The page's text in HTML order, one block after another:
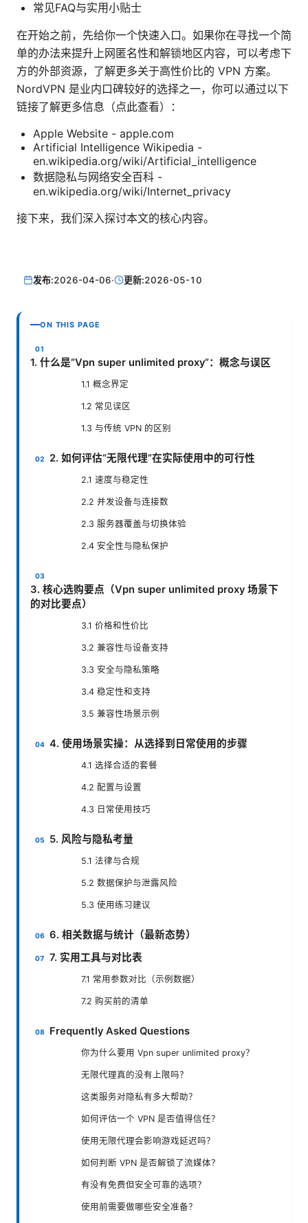
常见FAQ与实用小贴士
在开始之前，先给你一个快速入口。如果你在寻找一个简
单的办法来提升上网匿名性和解锁地区内容，可以考虑下
方的外部资源，了解更多关于高性价比的 VPN 方案。
NordVPN 是业内口碑较好的选择之一，你可以通过以下
链接了解更多信息（点此查看）：
Apple Website - apple.com
Artificial Intelligence Wikipedia -
en.wikipedia.org/wiki/Artificial_intelligence
数据隐私与网络安全百科 -
en.wikipedia.org/wiki/Internet_privacy
接下来，我们深入探讨本文的核心内容。
发布:2026-04-06· 更新:2026-05-10
ON THIS PAGE
1. 什么是“Vpn super unlimited proxy”：概念与误区
1.1 概念界定
1.2 常见误区
1.3 与传统 VPN 的区别
2. 如何评估“无限代理”在实际使用中的可行性
2.1 速度与稳定性
2.2 并发设备与连接数
2.3 服务器覆盖与切换体验
2.4 安全性与隐私保护
3. 核心选购要点（Vpn super unlimited proxy 场景下
的对比要点）
3.1 价格和性价比
3.2 兼容性与设备支持
3.3 安全与隐私策略
3.4 稳定性和支持
3.5 兼容性场景示例
4. 使用场景实操：从选择到日常使用的步骤
4.1 选择合适的套餐
4.2 配置与设置
4.3 日常使用技巧
5. 风险与隐私考量
5.1 法律与合规
5.2 数据保护与泄露风险
5.3 使用练习建议
6. 相关数据与统计（最新态势）
7. 实用工具与对比表
7.1 常用参数对比（示例数据）
7.2 购买前的清单
Frequently Asked Questions
你为什么要用 Vpn super unlimited proxy？
无限代理真的没有上限吗？
这类服务对隐私有多大帮助？
如何评估一个 VPN 是否值得信任？
使用无限代理会影响游戏延迟吗？
如何判断 VPN 是否解锁了流媒体？
有没有免费但安全可靠的选项？
使用前需要做哪些安全准备？